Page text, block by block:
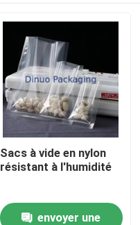
Sacs à vide en nylon
résistant à l'humidité
envoyer une